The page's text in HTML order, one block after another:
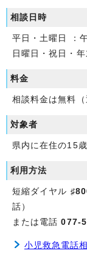
相談日時
平日・土曜日 ：
日曜日・祝日・
料金
相談料金は無料（
対象者
県内に在住の15
利用方法
短縮ダイヤル
話）
または電話077-
小児救急電話